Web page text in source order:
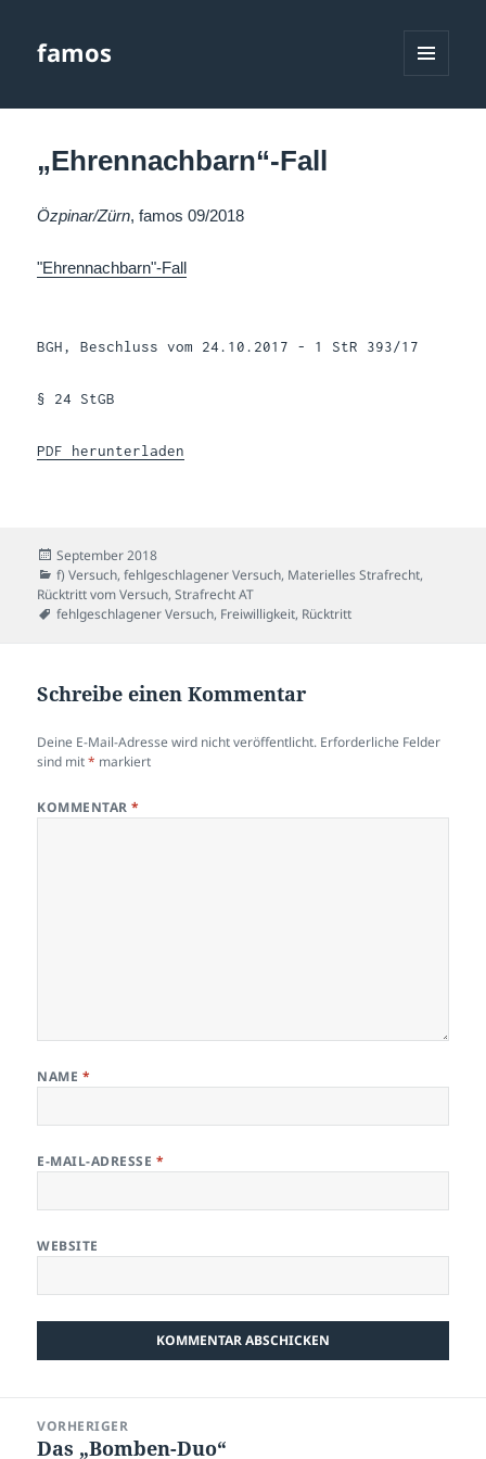
famos
„Ehrennachbarn“-Fall
Özpinar/Zürn, famos 09/2018
"Ehrennachbarn"-Fall
BGH, Beschluss vom 24.10.2017 - 1 StR 393/17
§ 24 StGB
PDF herunterladen
Veröffentlicht
am
September 2018
Kategorien
f) Versuch,fehlgeschlagener Versuch, Materielles Strafrecht,
Rücktritt vom Versuch,Strafrecht AT
Schlagwörter
fehlgeschlagener Versuch, Freiwilligkeit, Rücktritt
Schreibe einen Kommentar
Deine E-Mail-Adresse wird nicht veröffentlicht. Erforderliche Felder
sind mit* markiert
KOMMENTAR*
NAME *
E-MAIL-ADRESSE *
WEBSITE
VORHERIGER
Vorheriger
Das „Bomben-Duo“